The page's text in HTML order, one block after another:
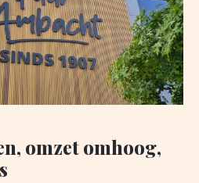
omzet omhoog,